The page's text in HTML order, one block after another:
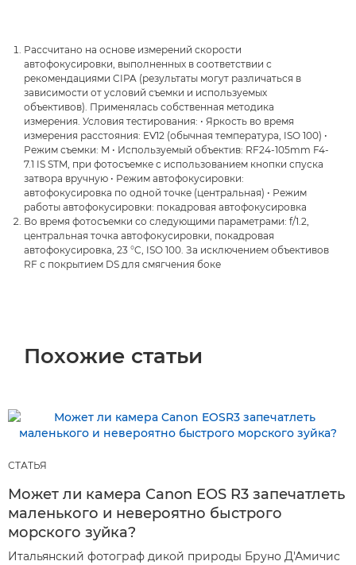
Рассчитано на основе измерений скорости
автофокусировки, выполненных в соответствии с
рекомендациями CIPA (результаты могут различаться в
зависимости от условий съемки и используемых
объективов). Применялась собственная методика
измерения. Условия тестирования: • Яркость во время
измерения расстояния: EV12 (обычная температура, ISO 100) •
Режим съемки: M • Используемый объектив: RF24-105mm F4-
7.1 IS STM, при фотосъемке с использованием кнопки спуска
затвора вручную • Режим автофокусировки:
автофокусировка по одной точке (центральная) • Режим
работы автофокусировки: покадровая автофокусировка
Во время фотосъемки со следующими параметрами: f/1.2,
центральная точка автофокусировки, покадровая
автофокусировка, 23 °C, ISO 100. За исключением объективов
RF с покрытием DS для смягчения боке
Похожие статьи
СТАТЬЯ
Может ли камера Canon EOS R3 запечатлеть
маленького и невероятно быстрого
морского зуйка?
Итальянский фотограф дикой природы Бруно Д'Амичис